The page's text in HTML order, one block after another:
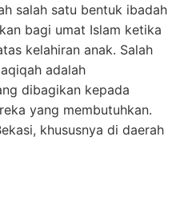
salah satu bentuk ibadah
bagi umat Islam ketika
kelahiran anak. Salah
adalah
dibagikan kepada
yang membutuhkan.
khususnya di daerah